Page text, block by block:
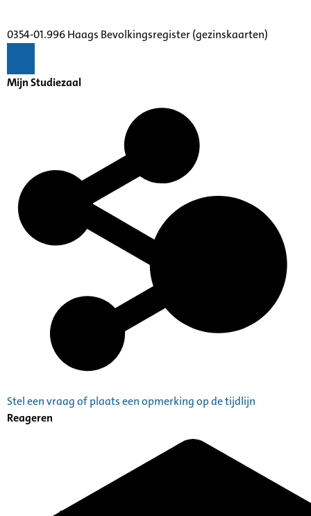
0354-01.996 Haags Bevolkingsregister (gezinskaarten)
Mijn Studiezaal
Stel een vraag of plaats een opmerking op de tijdlijn
Reageren